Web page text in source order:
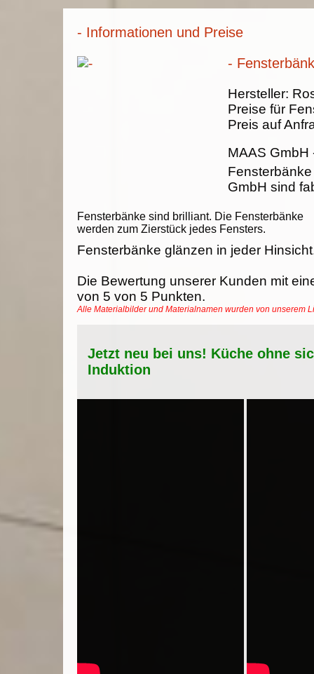
- Informationen und Preise
-
Fensterbänke sind brilliant. Die Fensterbänke
werden zum Zierstück jedes Fensters.
Hersteller:
Preise für
Preis auf
MAAS GmbH
GmbH sind
Fensterbänke glänzen in jeder
Die Bewertung unserer Kunden mit
von 5 von 5 Punkten.
Alle Materialbilder und Materialnamen wurden von unserem
Jetzt neu bei uns! Küche ohne
Induktion